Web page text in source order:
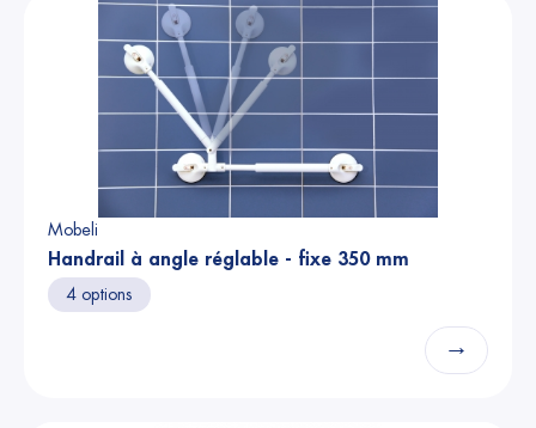
Mobeli
Handrail à angle réglable - fixe 350 mm
4 options
→